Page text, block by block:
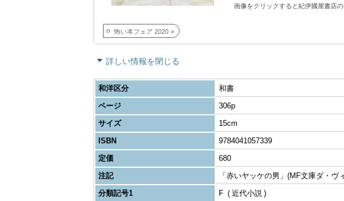
画像をクリックすると紀伊國屋書店
怖い本フェア 2020
詳しい情報を閉じる
和洋区分
和書
ページ
306p
サイズ
15cm
ISBN
9784041057339
定価
680
注記
「赤いヤッケの男」(MF文庫ダ・
分類記号1
F 近代小説